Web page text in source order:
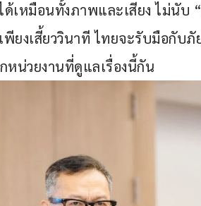
เหมือนทั้งภาพและเสียง ไม่นับ
ยงเสี้ยววินาที ไทยจะรับมือกับ
หน่วยงานที่ดูแลเรื่องนี้กัน